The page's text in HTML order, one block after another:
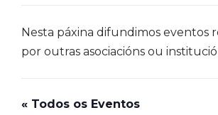
Nesta páxina difundimos eventos
por outras asociacións ou
« Todos os Eventos